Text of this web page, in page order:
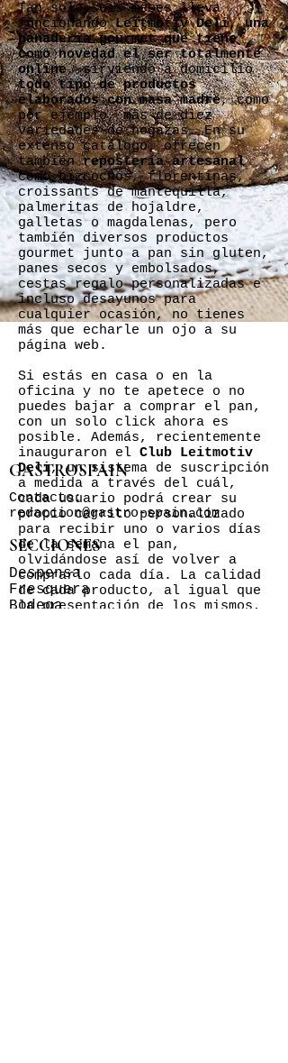
Tan solo seis meses lleva
funcionandoLeitmotiv Deli, una
panadería gourmet que tiene
como novedad el ser totalmente
online, sirviendo a domicilio
todo tipo de productos
elaborados con masa madre, como
por ejemplo, más de diez
variedades de hogazas. En su
extenso catálogo, ofrecen
tambiénrepostería artesanal
como bizcochos, florentinas,
croissants de mantequilla,
palmeritas de hojaldre,
galletas o magdalenas, pero
también diversos productos
gourmet junto a pan sin gluten,
panes secos y embolsados,
cestas regalo personalizadas e
incluso desayunos para
cualquier ocasión, no tienes
más que echarle un ojo a su
página web.
Si estás en casa o en la
oficina y no te apetece o no
puedes bajar a comprar el pan,
con un solo click ahora es
posible. Además, recientemente
inauguraron el Club Leitmotiv
Deli, un sistema de suscripción
a medida a través del cuál,
cada usuario podrá crear su
propio carrito personalizado
para recibir uno o varios días
de la semana el pan,
olvidándose así de volver a
comprarlo cada día. La calidad
de cada producto, al igual que
la presentación de los mismos,
GASTROSPAIN
Contacto:
redaccion@gastro-spain.com
SECCIONES
Despensa
Fresquera
Bodega